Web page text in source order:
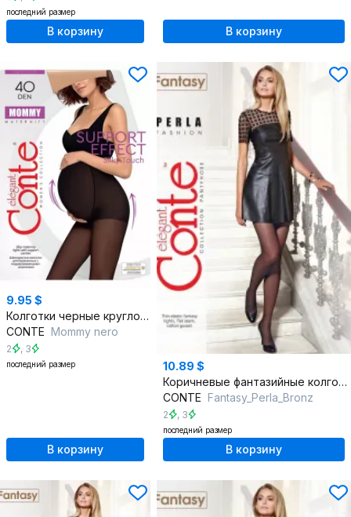
последний размер
В корзину В корзину
9.95 $
Колготки черные круглогодичные из премиального трикотажа для мам
CONTE Mommy nero
2 , 3
последний размер
В корзину
10.89 $
Коричневые фантазийные колготки с рисунком точек
CONTE Fantasy_Perla_Bronz
2 , 3
последний размер
В корзину